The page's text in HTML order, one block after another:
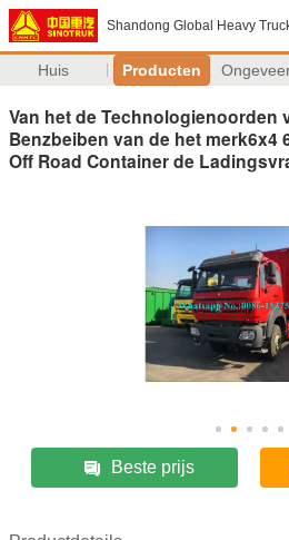
Shandong Global Heavy
Huis Producten
Van het de Technologienoorden
Benzbeiben van de het merk6x4
Off Road Container de
Beste prijs